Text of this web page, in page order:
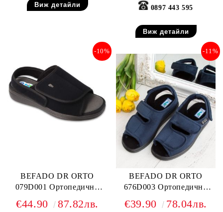
Виж детайли 0897 443 595
Виж детайли
BEFADO DR ORTO
079D001 Ортопедични
крак, Черни
-10%
€44.90 87.82лв.
BEFADO DR ORTO
676D003 Ортопедични
отекъл крак, Сини
-11%
€39.90 78.04лв.